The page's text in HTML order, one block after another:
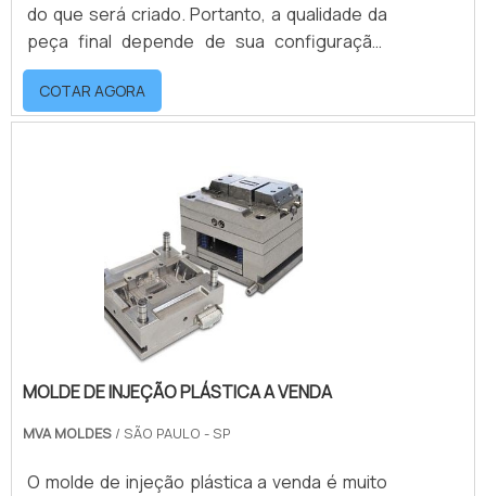
do que será criado. Portanto, a qualidade da
peça final depende de sua configuração.
Sendo assim, para um resultado de
qualidade, é preciso contar com um bom
distribuidor de moldes para
PRODUTOOs moldes para termoplástico,
muito utilizados em procedimentos de
polímeros, nada mais são do que métodos
práticos que possibilitam que a p.
COTAR AGORA
MOLDE DE INJEÇÃO PLÁSTICA A VENDA
MVA MOLDES / SÃO PAULO - SP
O molde de injeção plástica a venda é muito